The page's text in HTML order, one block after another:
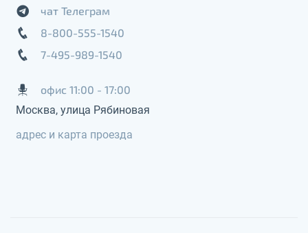
чат Телеграм
8-800-555-1540
7-495-989-1540
офис 11:00 - 17:00
Москва, улица Рябиновая
адрес и карта проезда